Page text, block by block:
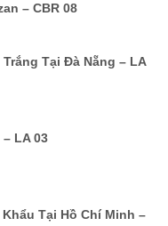
– CBR 08
Tại Đà Nẵng – LA
LA 03
Tại Hồ Chí Minh –